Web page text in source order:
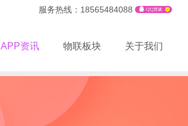
服务热线：18565484088
APP资讯 物联板块 关于我们